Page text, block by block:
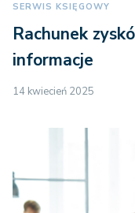
SERWIS KSIĘGOWY
Rachunek
informacje
14 kwiecień 2025